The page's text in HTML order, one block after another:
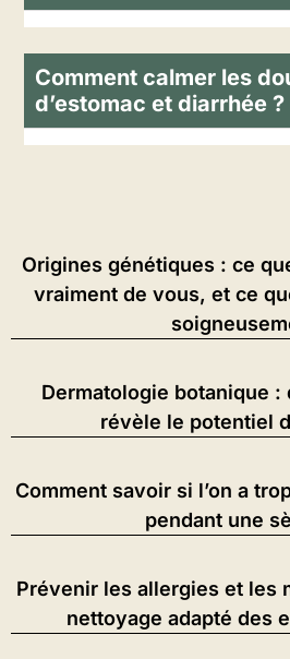
Comment calmer les
d’estomac et diarrhée ?
Origines génétiques : ce
vraiment de vous, et ce
Dermatologie botanique :
révèle le potentiel
Comment savoir si l’on a
pendant une
Prévenir les allergies et les
nettoyage adapté des